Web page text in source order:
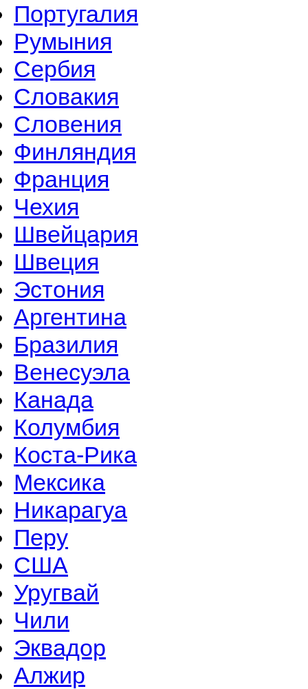
Португалия
Румыния
Сербия
Словакия
Словения
Финляндия
Франция
Чехия
Швейцария
Швеция
Эстония
Аргентина
Бразилия
Венесуэла
Канада
Колумбия
Коста-Рика
Мексика
Никарагуа
Перу
США
Уругвай
Чили
Эквадор
Алжир